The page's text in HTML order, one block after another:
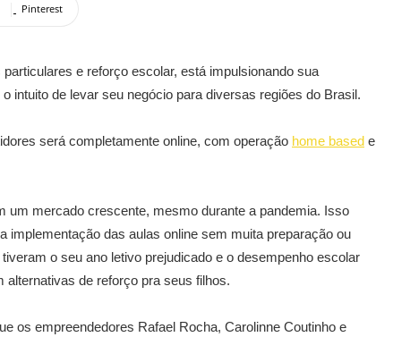
Pinterest
e reforço escolar, está impulsionando sua
intuito de levar seu negócio para diversas regiões do Brasil.
será completamente online, com operação home based e
um mercado crescente, mesmo durante a pandemia. Isso
implementação das aulas online sem muita preparação ou
o seu ano letivo prejudicado e o desempenho escolar
de reforço pra seus filhos.
os empreendedores Rafael Rocha, Carolinne Coutinho e